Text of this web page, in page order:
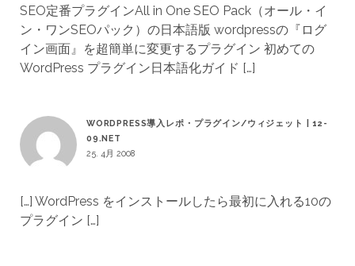
SEO定番プラグインAll in One SEO Pack（オール・イ
ン・ワンSEOパック）の日本語版 wordpressの『ログ
イン画面』を超簡単に変更するプラグイン 初めての
WordPress プラグイン日本語化ガイド […]
WORDPRESS導入レポ・プラグイン/ウィジェット | 12-
09.NET
25. 4月 2008
[…] WordPress をインストールしたら最初に入れる10の
プラグイン […]